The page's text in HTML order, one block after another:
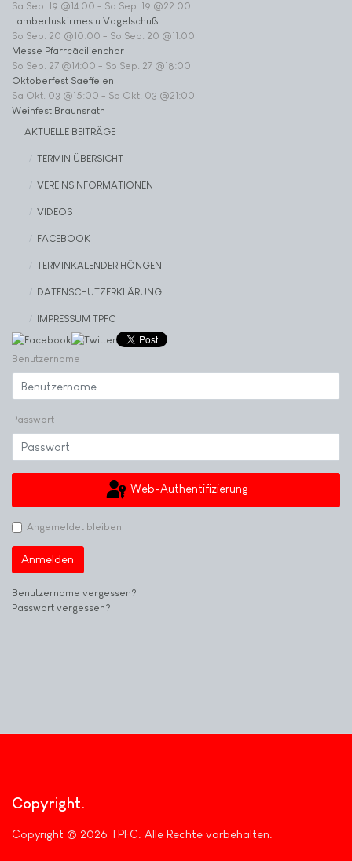
Sa Sep. 19 @14:00 - Sa Sep. 19 @22:00
Lambertuskirmes u Vogelschuß
So Sep. 20 @10:00 - So Sep. 20 @11:00
Messe Pfarrcäcilienchor
So Sep. 27 @14:00 - So Sep. 27 @18:00
Oktoberfest Saeffelen
Sa Okt. 03 @15:00 - Sa Okt. 03 @21:00
Weinfest Braunsrath
AKTUELLE BEITRÄGE
TERMIN ÜBERSICHT
VEREINSINFORMATIONEN
VIDEOS
FACEBOOK
TERMINKALENDER HÖNGEN
DATENSCHUTZERKLÄRUNG
IMPRESSUM TPFC
Benutzername
Passwort
Web-Authentifizierung
Angemeldet bleiben
Anmelden
Benutzername vergessen?
Passwort vergessen?
Copyright
Copyright © 2026 TPFC. Alle Rechte vorbehalten.